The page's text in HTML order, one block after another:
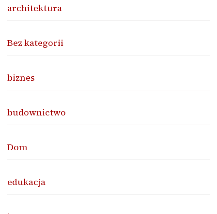
architektura
Bez kategorii
biznes
budownictwo
Dom
edukacja